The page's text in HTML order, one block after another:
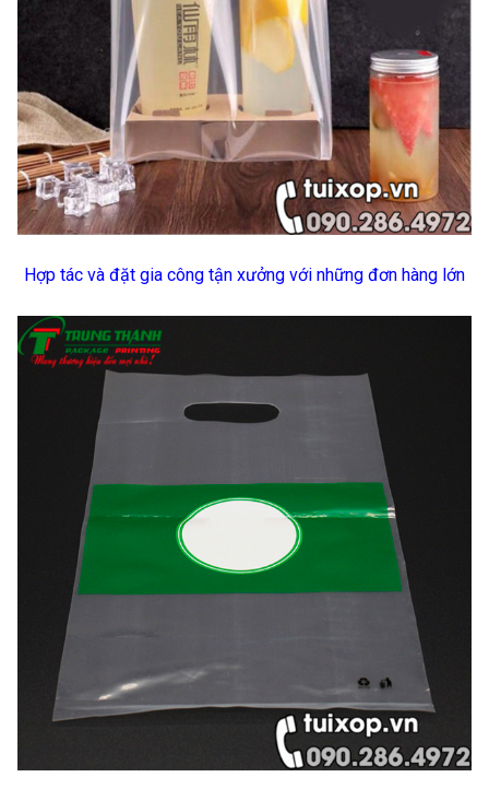
Hợp tác và đặt gia công tận xưởng với những đơn hàng lớn